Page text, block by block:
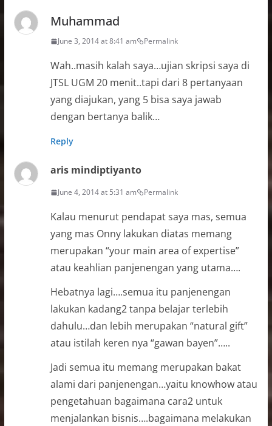
Muhammad
June 3, 2014 at 8:41 am Permalink
Wah..masih kalah saya…ujian skripsi saya di
JTSL UGM 20 menit..tapi dari 8 pertanyaan
yang diajukan, yang 5 bisa saya jawab
dengan bertanya balik…
Reply
aris mindiptiyanto
June 4, 2014 at 5:31 am Permalink
Kalau menurut pendapat saya mas, semua
yang mas Onny lakukan diatas memang
merupakan “your main area of expertise”
atau keahlian panjenengan yang utama….
Hebatnya lagi….semua itu panjenengan
lakukan kadang2 tanpa belajar terlebih
dahulu…dan lebih merupakan “natural gift”
atau istilah keren nya “gawan bayen”…..
Jadi semua itu memang merupakan bakat
alami dari panjenengan…yaitu knowhow atau
pengetahuan bagaimana cara2 untuk
menjalankan bisnis….bagaimana melakukan